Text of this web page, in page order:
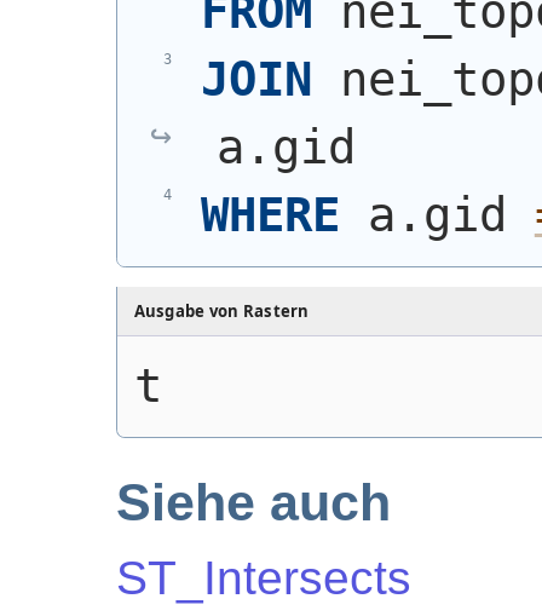
FROM
JOIN
a.gid
WHERE a.gid
Ausgabe von Rastern
t
Siehe auch
ST_Intersects